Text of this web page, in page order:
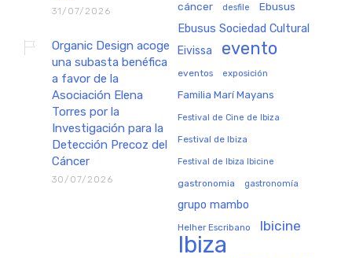
31/07/2026
Organic Design acoge
una subasta benéfica
a favor de la
Asociación Elena
Torres por la
Investigación para la
Detección Precoz del
Cáncer
30/07/2026
cáncer desfile Ebusus
Ebusus Sociedad Cultural
Eivissa evento
eventos exposición
Familia Marí Mayans
Festival de Cine de Ibiza
Festival de Ibiza
Festival de Ibiza Ibicine
gastronomia gastronomía
grupo mambo
Helher Escribano Ibicine
Ibiza